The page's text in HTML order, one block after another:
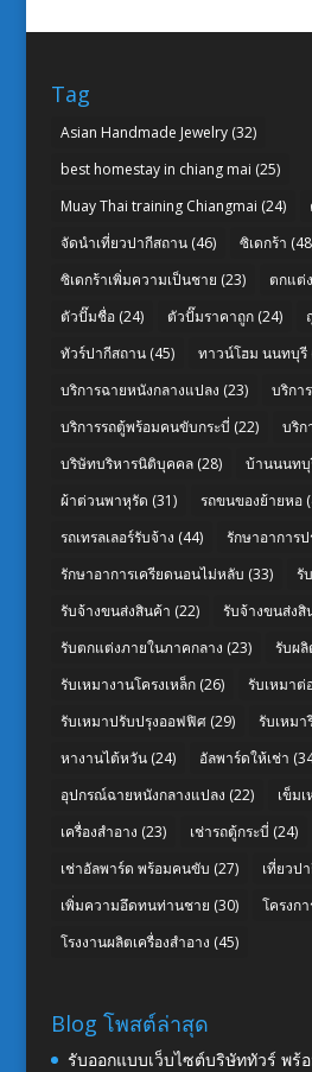
Tag
Asian Handmade Jewelry(32)
best homestay in chiang mai (25)
Muay Thai training Chiangmai (24)
จัดนำเที่ยวปากีสถาน(46) ซิเดกร้า
ซิเดกร้าเพิ่มความเป็นชาย (23) ตกแต่
ตัวปั๊มชื่อ(24) ตัวปั๊มราคาถูก(24)
ทัวร์ปากีสถาน(45) ทาวน์โฮม นนทบุรี
บริการฉายหนังกลางแปลง (23) บริกา
บริการรถตู้พร้อมคนขับกระบี่ (22) บริก
บริษัทบริหารนิติบุคคล(28) บ้านนนทบุ
ผ้าต่วนพาหุรัด (31) รถขนของย้ายหอ
รถเทรลเลอร์รับจ้าง (44) รักษาอาการ
รักษาอาการเครียดนอนไม่หลับ (33) รั
รับจ้างขนส่งสินค้า (22) รับจ้างขนส่งสิ
รับตกแต่งภายในภาคกลาง (23) รับผลิ
รับเหมางานโครงเหล็ก(26) รับเหมาต่
รับเหมาปรับปรุงออฟฟิศ(29) รับเหมา
หางานไต้หวัน(24) อัลพาร์ดให้เช่า
อุปกรณ์ฉายหนังกลางแปลง (22) เข็ม
เครื่องสำอาง (23) เช่ารถตู้กระบี่ (24)
เช่าอัลพาร์ด พร้อมคนขับ (27) เที่ยวป
เพิ่มความอึดทนท่านชาย (30) โครงก
โรงงานผลิตเครื่องสำอาง (45)
Blog โพสต์ล่าสุด
รับออกแบบเว็บไซต์บริษัททัวร์ พร้อ